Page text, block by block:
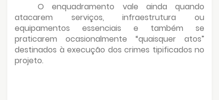
O enquadramento vale ainda quando
atacarem serviços, infraestrutura ou
equipamentos essenciais e também se
praticarem ocasionalmente “quaisquer atos”
destinados à execução dos crimes tipificados no
projeto.